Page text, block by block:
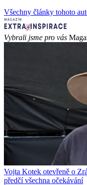
Všechny články tohoto
Vybrali jsme pro vás
Vojta Kotek otevřeně o
předčí všechna očekávání